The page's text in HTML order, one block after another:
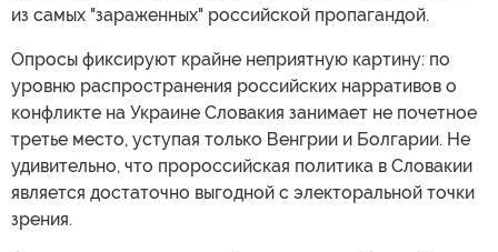
из самых "зараженных" российской пропагандой.
Опросы фиксируют крайне неприятную картину: по
уровню распространения российских нарративов о
конфликте на Украине Словакия занимает не почетное
третье место, уступая только Венгрии и Болгарии. Не
удивительно, что пророссийская политика в Словакии
является достаточно выгодной с электоральной точки
зрения.